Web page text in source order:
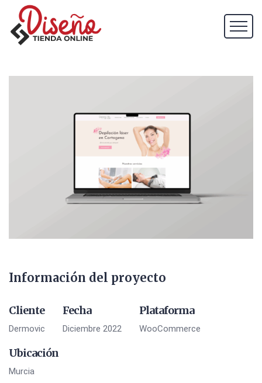
Información del proyecto
Cliente
Dermovic
Fecha
Diciembre 2022
Plataforma
WooCommerce
Ubicación
Murcia